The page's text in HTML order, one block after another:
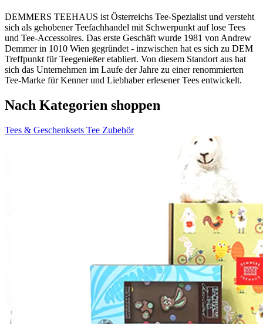
DEMMERS TEEHAUS ist Österreichs Tee-Spezialist und versteht
sich als gehobener Teefachhandel mit Schwerpunkt auf lose Tees
und Tee-Accessoires. Das erste Geschäft wurde 1981 von Andrew
Demmer in 1010 Wien gegründet - inzwischen hat es sich zu DEM
Treffpunkt für Teegenießer etabliert. Von diesem Standort aus hat
sich das Unternehmen im Laufe der Jahre zu einer renommierten
Tee-Marke für Kenner und Liebhaber erlesener Tees entwickelt.
Nach Kategorien shoppen
Tees & Geschenksets Tee Zubehör